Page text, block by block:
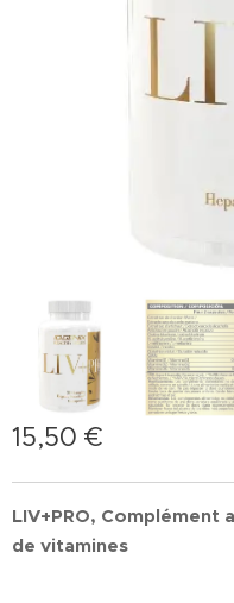
15,50 €
LIV+PRO, Complément
de vitamines